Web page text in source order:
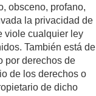
obsceno, profano,
la privacidad de
viole cualquier ley
También está de
por derechos de
de los derechos o
de dicho